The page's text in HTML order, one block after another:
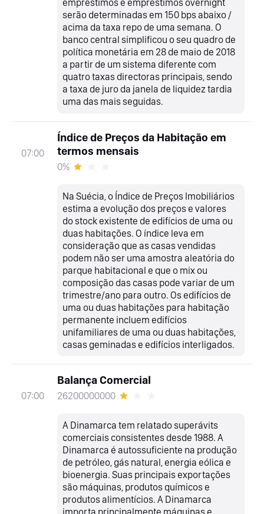
empréstimos e empréstimos overnight
serão determinadas em 150 bps abaixo /
acima da taxa repo de uma semana. O
banco central simplificou o seu quadro de
política monetária em 28 de maio de 2018
a partir de um sistema diferente com
quatro taxas directoras principais, sendo
a taxa de juro da janela de liquidez tardia
uma das mais seguidas.
07:00
Índice de Preços da Habitação em
termos mensais
0%
Na Suécia, o Índice de Preços Imobiliários
estima a evolução dos preços e valores
do stock existente de edifícios de uma ou
duas habitações. O índice leva em
consideração que as casas vendidas
podem não ser uma amostra aleatória do
parque habitacional e que o mix ou
composição das casas pode variar de um
trimestre/ano para outro. Os edifícios de
uma ou duas habitações para habitação
permanente incluem edifícios
unifamiliares de uma ou duas habitações,
casas geminadas e edifícios interligados.
07:00
Balança Comercial
26200000000
A Dinamarca tem relatado superávits
comerciais consistentes desde 1988. A
Dinamarca é autossuficiente na produção
de petróleo, gás natural, energia eólica e
bioenergia. Suas principais exportações
são máquinas, produtos químicos e
produtos alimentícios. A Dinamarca
importa principalmente máquinas e